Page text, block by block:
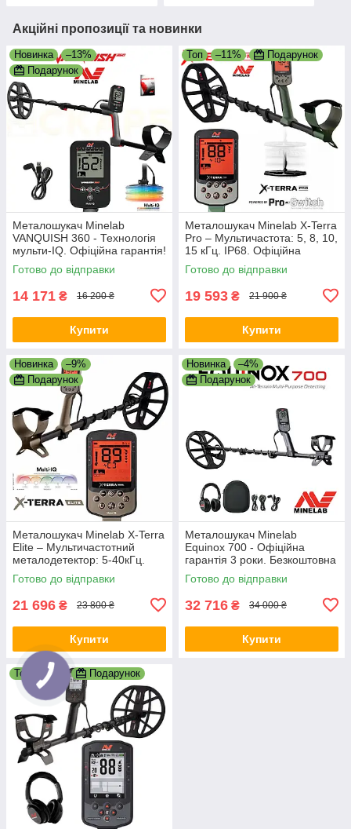
Акційні пропозиції та новинки
Новинка
–13%
Подарунок
Металошукач Minelab
VANQUISH 360 - Технологія
мульти-IQ. Офіційна гарантія!
Водонепроникний
металошукач
Готово до відправки
14 171 ₴ 16 200 ₴
Купити
Топ –11% Подарунок
Металошукач Minelab X-Terra
Pro – Мультичастота: 5, 8, 10,
15 кГц. IP68. Офіційна
гарантія!
Готово до відправки
19 593 ₴ 21 900 ₴
Купити
Новинка
–9%
Подарунок
Металошукач Minelab X-Terra
Elite – Мультичастотний
металодетектор: 5-40кГц.
Офіційна гарантія!
Водостійкий шукач
Готово до відправки
21 696 ₴ 23 800 ₴
Купити
Новинка
–4%
Подарунок
Металошукач Minelab
Equinox 700 - Офіційна
гарантія 3 роки. Безкоштовна
доставка!
Готово до відправки
32 716 ₴ 34 000 ₴
Купити
Топ –2% Подарунок